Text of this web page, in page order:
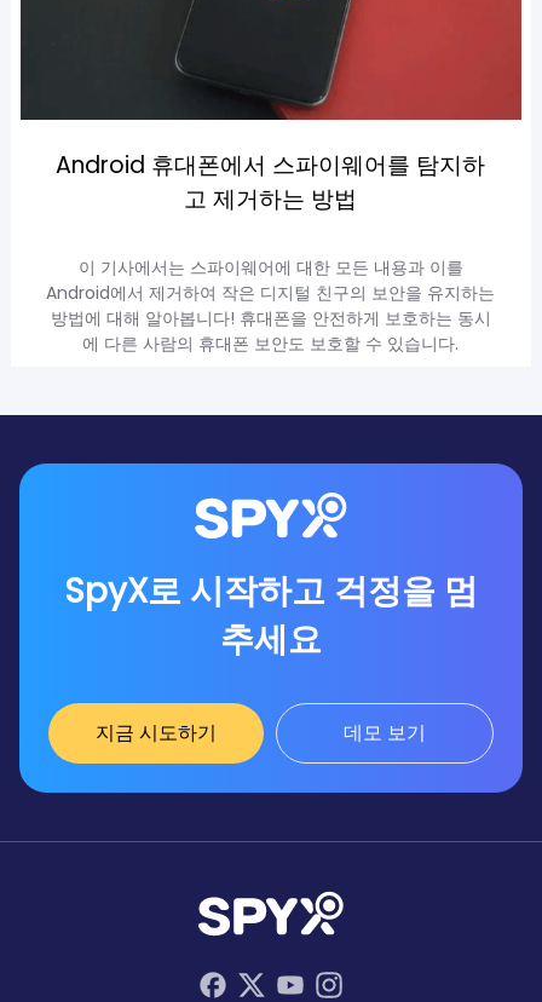
Android 휴대폰에서 스파이웨어를 탐지하
고 제거하는 방법
이 기사에서는 스파이웨어에 대한 모든 내용과 이를
Android에서 제거하여 작은 디지털 친구의 보안을 유지하는
방법에 대해 알아봅니다! 휴대폰을 안전하게 보호하는 동시
에 다른 사람의 휴대폰 보안도 보호할 수 있습니다.
SpyX로 시작하고 걱정을 멈
추세요
지금 시도하기 데모 보기